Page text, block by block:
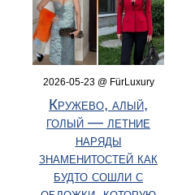
2026-05-23 @ FürLuxury
Кружево, алый,
голый — летние
наряды
знаменитостей как
будто сошли с